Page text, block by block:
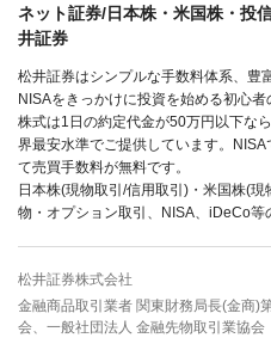
ネット証券/日本株・米国株・投
井証券
松井証券はシンプルな手数料体系、豊
NISAをきっかけに投資を始める初心者
株式は1日の約定代金が50万円以下な
界最安水準でご提供しています。
て売買手数料が無料です。
日本株(現物取引/信用取引)・米国株(
物・オプション取引、NISA、iDeCo等
松井証券株式会社
金融商品取引業者 関東財務局長(金商)
会、一般社団法人 金融先物取引業協会